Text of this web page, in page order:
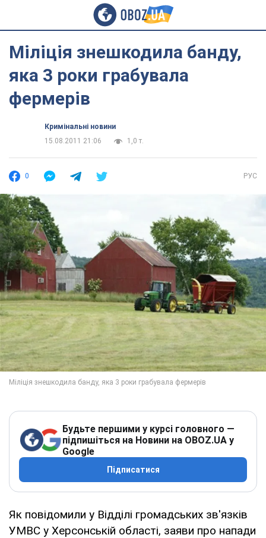
Міліція знешкодила банду,
яка 3 роки грабувала
фермерів
Кримінальні новини
15.08.2011 21:06
1,0 т.
0 РУС
Будьте першими у курсі головного —
підпишіться на Новини на OBOZ.UA у
Google
Підписатися
Як повідомили у Відділі громадських зв'язків
УМВС у Херсонській області, заяви про напади